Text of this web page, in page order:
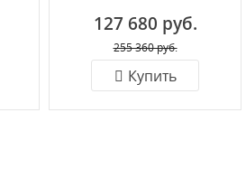
127 680 руб.
255 360 руб.
Купить